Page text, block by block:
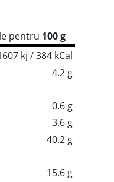
pentru 100 g
kj / 384 kCal
4.2 g
0.6 g
3.6 g
40.2 g
15.6 g